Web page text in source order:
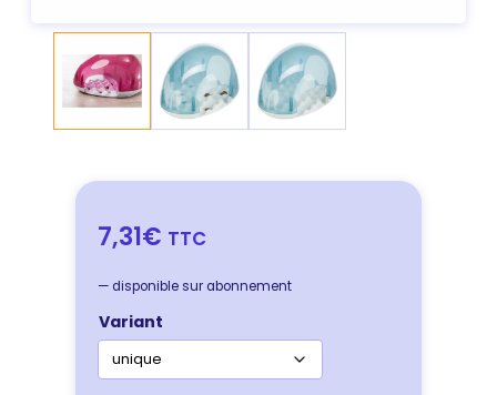
7,31€ TTC
— disponible sur abonnement
Variant